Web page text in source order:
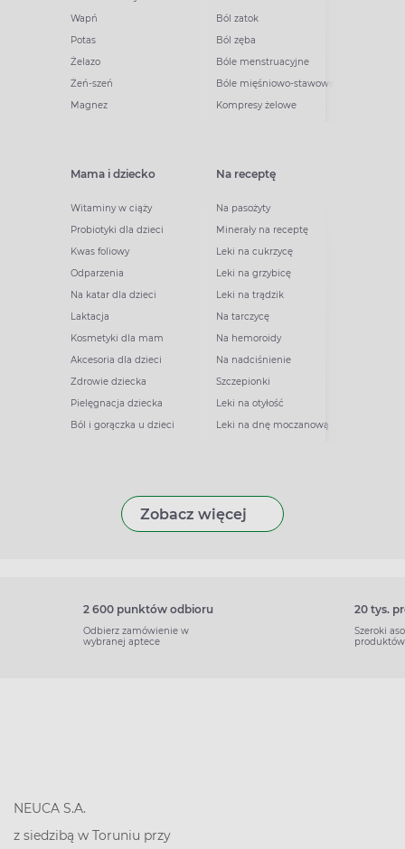
Wapń
Potas
Żelazo
Żeń-szeń
Magnez
Ból zatok
Ból zęba
Bóle menstruacyjne
Bóle mięśniowo-stawowe
Kompresy żelowe
Mama i dziecko
Witaminy w ciąży
Probiotyki dla dzieci
Kwas foliowy
Odparzenia
Na katar dla dzieci
Laktacja
Kosmetyki dla mam
Akcesoria dla dzieci
Zdrowie dziecka
Pielęgnacja dziecka
Ból i gorączka u dzieci
Na receptę
Na pasożyty
Minerały na receptę
Leki na cukrzycę
Leki na grzybicę
Leki na trądzik
Na tarczycę
Na hemoroidy
Na nadciśnienie
Szczepionki
Leki na otyłość
Leki na dnę moczanową
Zobacz więcej
2 600 punktów odbioru
Odbierz zamówienie w
wybranej aptece
20 tys.
Szeroki
produktów
NEUCA S.A.
z siedzibą w Toruniu przy